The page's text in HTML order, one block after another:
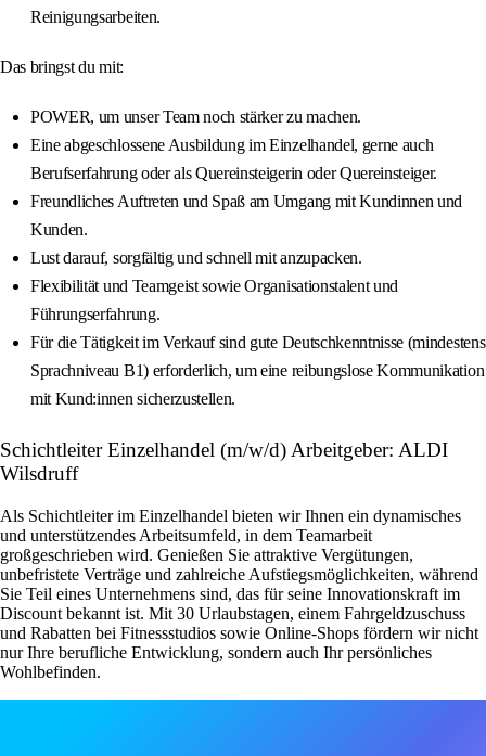
Reinigungsarbeiten.
Das bringst du mit:
POWER, um unser Team noch stärker zu machen.
Eine abgeschlossene Ausbildung im Einzelhandel, gerne auch
Berufserfahrung oder als Quereinsteigerin oder Quereinsteiger.
Freundliches Auftreten und Spaß am Umgang mit Kundinnen und
Kunden.
Lust darauf, sorgfältig und schnell mit anzupacken.
Flexibilität und Teamgeist sowie Organisationstalent und
Führungserfahrung.
Für die Tätigkeit im Verkauf sind gute Deutschkenntnisse (mindestens
Sprachniveau B1) erforderlich, um eine reibungslose Kommunikation
mit Kund:innen sicherzustellen.
Schichtleiter Einzelhandel (m/w/d) Arbeitgeber: ALDI
Wilsdruff
Als Schichtleiter im Einzelhandel bieten wir Ihnen ein dynamisches
und unterstützendes Arbeitsumfeld, in dem Teamarbeit
großgeschrieben wird. Genießen Sie attraktive Vergütungen,
unbefristete Verträge und zahlreiche Aufstiegsmöglichkeiten, während
Sie Teil eines Unternehmens sind, das für seine Innovationskraft im
Discount bekannt ist. Mit 30 Urlaubstagen, einem Fahrgeldzuschuss
und Rabatten bei Fitnessstudios sowie Online-Shops fördern wir nicht
nur Ihre berufliche Entwicklung, sondern auch Ihr persönliches
Wohlbefinden.